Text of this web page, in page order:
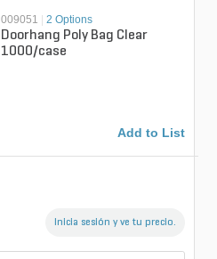
009051 2 Options
Doorhang Poly Bag Clear
1000/case
Add to List
Inicia sesión y ve tu precio.